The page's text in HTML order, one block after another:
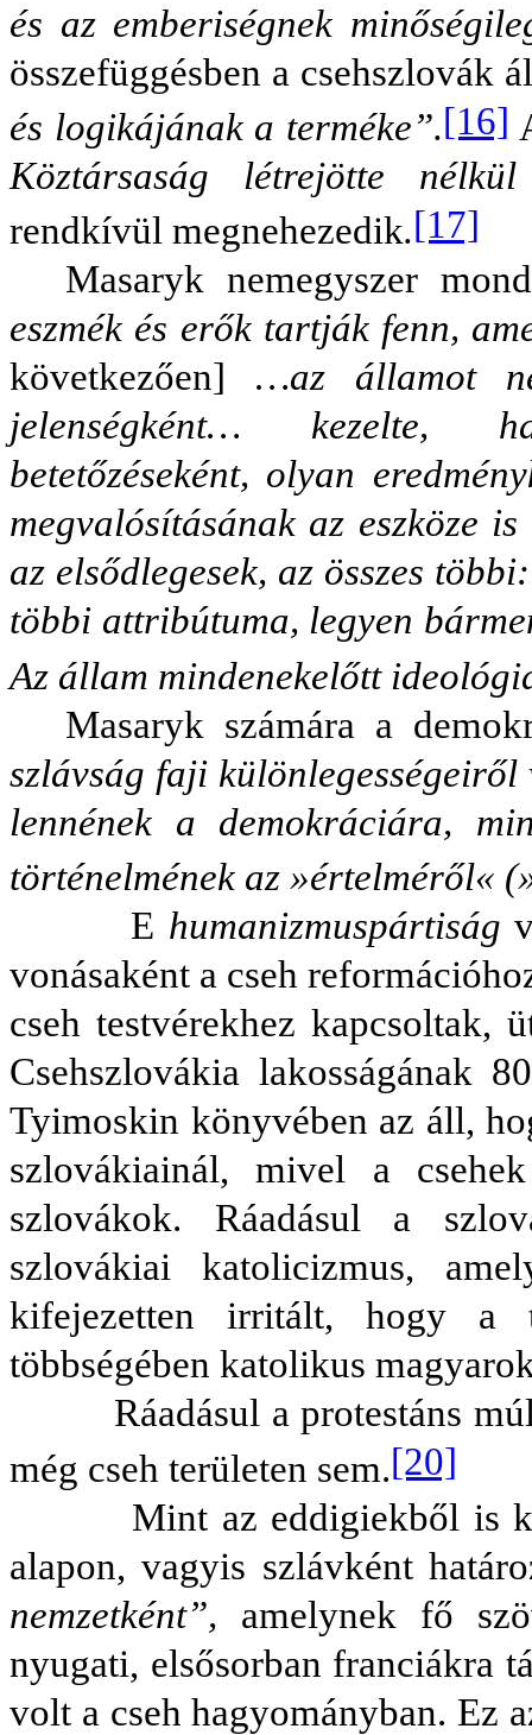
és az emberiségnek
összefüggésben a csehszlovák
és logikájának a terméke”.[16]
Köztársaság létrejötte
rendkívül megnehezedik.[17]
Masaryk nemegyszer
eszmék és erők tartják fenn,
következően] …az államot
jelenségként… kezelte,
betetőzéseként, olyan
megvalósításának az eszköze
az elsődlegesek, az összes
többi attribútuma, legyen
Az állam mindenekelőtt
Masaryk számára a
szlávság faji
lennének a demokráciára,
történelmének az »értelméről«
E humanizmuspártiság
vonásaként a cseh
cseh testvérekhez kapcsoltak,
Csehszlovákia lakosságának
Tyimoskin könyvében az áll,
szlovákiainál, mivel a
szlovákok. Ráadásul a
szlovákiai katolicizmus,
kifejezetten irritált, hogy a
többségében katolikus
Ráadásul a protestáns múlt
még cseh területen sem.[20]
Mint az eddigiekből is
alapon, vagyis szlávként
nemzetként”, amelynek fő
nyugati, elsősorban franciákra
volt a cseh hagyományban. Ez